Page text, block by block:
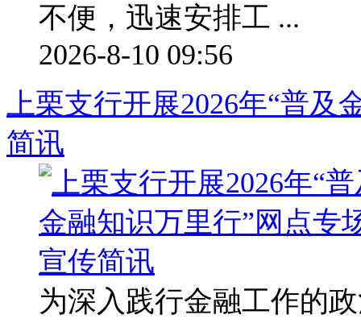
不便，迅速安排工 ...
2026-8-10 09:56
上栗支行开展2026年“普
简讯
为深入践行金融工作的